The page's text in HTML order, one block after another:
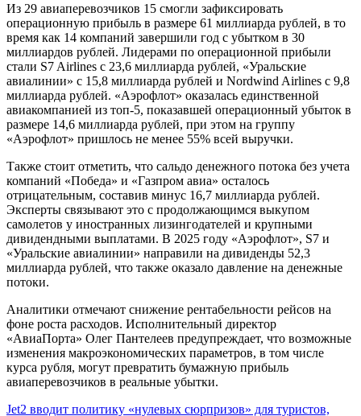
Из 29 авиаперевозчиков 15 смогли зафиксировать
операционную прибыль в размере 61 миллиарда рублей, в то
время как 14 компаний завершили год с убытком в 30
миллиардов рублей. Лидерами по операционной прибыли
стали S7 Airlines с 23,6 миллиарда рублей, «Уральские
авиалинии» с 15,8 миллиарда рублей и Nordwind Airlines с 9,8
миллиарда рублей. «Аэрофлот» оказалась единственной
авиакомпанией из топ-5, показавшей операционный убыток в
размере 14,6 миллиарда рублей, при этом на группу
«Аэрофлот» пришлось не менее 55% всей выручки.
Также стоит отметить, что сальдо денежного потока без учета
компаний «Победа» и «Газпром авиа» осталось
отрицательным, составив минус 16,7 миллиарда рублей.
Эксперты связывают это с продолжающимся выкупом
самолетов у иностранных лизингодателей и крупными
дивидендными выплатами. В 2025 году «Аэрофлот», S7 и
«Уральские авиалинии» направили на дивиденды 52,3
миллиарда рублей, что также оказало давление на денежные
потоки.
Аналитики отмечают снижение рентабельности рейсов на
фоне роста расходов. Исполнительный директор
«АвиаПорта» Олег Пантелеев предупреждает, что возможные
изменения макроэкономических параметров, в том числе
курса рубля, могут превратить бумажную прибыль
авиаперевозчиков в реальные убытки.
Jet2 вводит политику «нулевых сюрпризов» для туристов,